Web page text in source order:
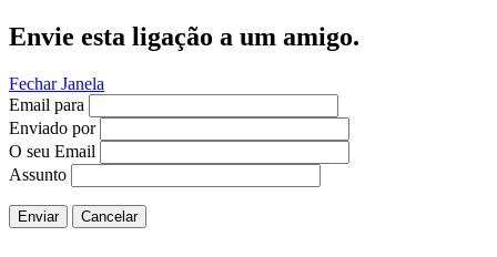
Envie esta ligação a um amigo.
Fechar Janela
Email para
Enviado por
O seu Email
Assunto
Enviar Cancelar